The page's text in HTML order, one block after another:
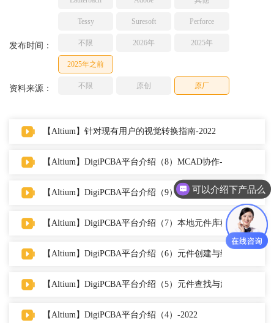
Tessy Suresoft Perforce
发布时间： 不限 2026年 2025年
2025年之前
资料来源： 不限 原创 原厂
【Altium】针对现有用户的视觉转换指南-2022
【Altium】DigiPCBA平台介绍（8）MCAD协作-2022
【Altium】DigiPCBA平台介绍（9）项目审查与评论-2022
【Altium】DigiPCBA平台介绍（7）本地元件库移植-2022
【Altium】DigiPCBA平台介绍（6）元件创建与编辑-2022
【Altium】DigiPCBA平台介绍（5）元件查找与放置-2022
【Altium】DigiPCBA平台介绍（4）-2022
可以介绍下产品么